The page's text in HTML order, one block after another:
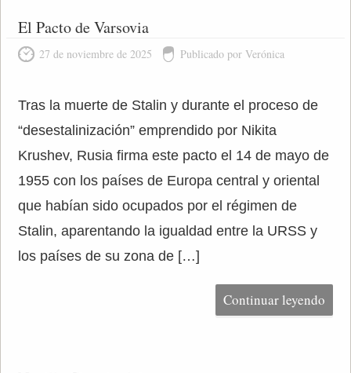
El Pacto de Varsovia
27 de noviembre de 2025 Publicado por Verónica
Tras la muerte de Stalin y durante el proceso de
“desestalinización” emprendido por Nikita
Krushev, Rusia firma este pacto el 14 de mayo de
1955 con los países de Europa central y oriental
que habían sido ocupados por el régimen de
Stalin, aparentando la igualdad entre la URSS y
los países de su zona de […]
Continuar leyendo